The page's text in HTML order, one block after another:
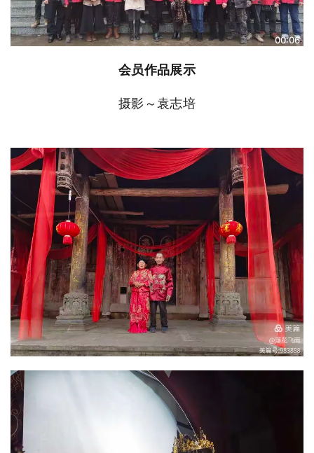
00:06
会员作品展示
摄影～袁志培